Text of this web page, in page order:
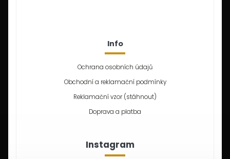
Info
Ochrana osobních údajů
Obchodní a reklamační podmínky
Reklamační vzor (stáhnout)
Doprava a platba
Instagram